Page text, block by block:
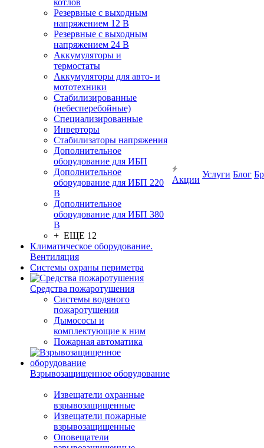
котлов
Резервные с выходным
напряжением 12 В
Резервные с выходным
напряжением 24 В
Аккумуляторы и
термостаты
Аккумуляторы для авто- и
мототехники
Стабилизированные
(небесперебойные)
Специализированные
Инверторы
Стабилизаторы напряжения
Дополнительное
оборудование для ИБП
Дополнительное
оборудование для ИБП 220
В
Дополнительное
оборудование для ИБП 380
В
+ ЕЩЕ 12
Климатическое оборудование.
Вентиляция
Системы охраны периметра
Средства пожаротушения
Системы водяного
пожаротушения
Дымососы и
комплектующие к ним
Пожарная автоматика
Взрывозащищенное оборудование
Извещатели охранные
взрывозащищенные
Извещатели пожарные
взрывозащищенные
Оповещатели
Акции
Услуги Блог